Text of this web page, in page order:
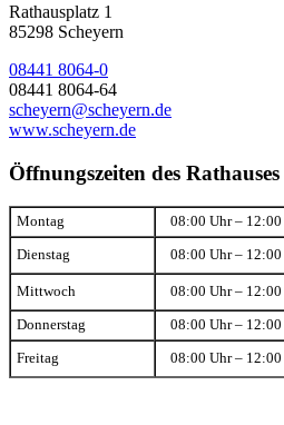
Rathausplatz 1
85298 Scheyern
08441 8064-0
08441 8064-64
scheyern@scheyern.de
www.scheyern.de
Öffnungszeiten des Rathauses
Montag 08:00 Uhr – 12:00
Dienstag 08:00 Uhr – 12:00
Mittwoch 08:00 Uhr – 12:00
Donnerstag 08:00 Uhr – 12:00
Freitag 08:00 Uhr – 12:00